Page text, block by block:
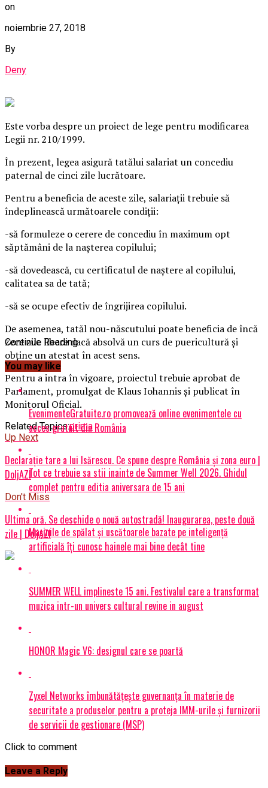
on
noiembrie 27, 2018
By
Deny
Este vorba despre un proiect de lege pentru modificarea
Legii nr. 210/1999.
În prezent, legea asigură tatălui salariat un concediu
paternal de cinci zile lucrătoare.
Pentru a beneficia de aceste zile, salariaţii trebuie să
îndeplinească următoarele condiţii:
-să formuleze o cerere de concediu în maximum opt
săptămâni de la naşterea copilului;
-să dovedească, cu certificatul de naştere al copilului,
calitatea sa de tată;
-să se ocupe efectiv de îngrijirea copilului.
De asemenea, tatăl nou-născutului poate beneficia de încă
zece zile libere dacă absolvă un curs de puericultură şi
obţine un atestat în acest sens.
Pentru a intra în vigoare, proiectul trebuie aprobat de
Parlament, promulgat de Klaus Iohannis şi publicat în
Monitorul Oficial.
Related Topics:prima
Up Next
Declarație tare a lui Isărescu. Ce spune despre România și zona euro |
DoljAZI
Don't Miss
Ultima oră. Se deschide o nouă autostradă! Inaugurarea, peste două
zile | DoljAZI
Continue Reading
You may like
EvenimenteGratuite.ro promovează online evenimentele cu
acces gratuit din România
Tot ce trebuie sa stii inainte de Summer Well 2026. Ghidul
complet pentru editia aniversara de 15 ani
Mașinile de spălat și uscătoarele bazate pe inteligență
artificială îți cunosc hainele mai bine decât tine
SUMMER WELL implineste 15 ani. Festivalul care a transformat
muzica intr-un univers cultural revine in august
HONOR Magic V6: designul care se poartă
Zyxel Networks îmbunătățește guvernanța în materie de
securitate a produselor pentru a proteja IMM-urile și furnizorii
de servicii de gestionare (MSP)
Click to comment
Leave a Reply